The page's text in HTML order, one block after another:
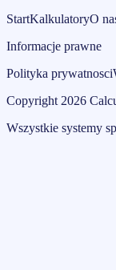
StartKalkulatoryO
Informacje prawne
Polityka prywatnosci
Copyright 2026
Wszystkie systemy